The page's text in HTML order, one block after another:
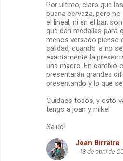
Por ultimo, claro que
buena cerveza, pero
el lineal, ni en el bar,
que dan medallas para
menos versado piense
calidad, cuando, a no
exactamente la
una macro. En cambio
presentarán grandes
presentando y lo que
Cuidaos todos, y esto
tengo a joan y mikel
Salud!
Joan Birraire
18 de abril de